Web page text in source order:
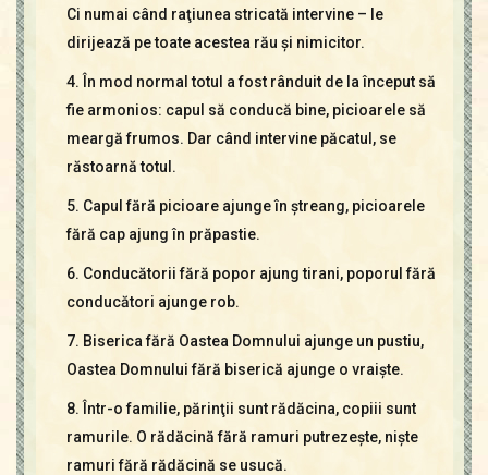
Ci numai când raţiunea stricată intervine – le
dirijează pe toate acestea rău şi nimicitor.
4. În mod normal totul a fost rânduit de la început să
fie armonios: capul să conducă bine, picioarele să
meargă frumos. Dar când intervine păcatul, se
răstoarnă totul.
5. Capul fără picioare ajunge în ştreang, picioarele
fără cap ajung în prăpastie.
6. Conducătorii fără popor ajung tirani, poporul fără
conducători ajunge rob.
7. Biserica fără Oastea Domnului ajunge un pustiu,
Oastea Domnului fără biserică ajunge o vraişte.
8. Într-o familie, părinţii sunt rădăcina, copiii sunt
ramurile. O rădăcină fără ramuri putrezeşte, nişte
ramuri fără rădăcină se usucă.